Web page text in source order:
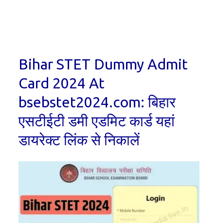
Bihar STET Dummy Admit
Card 2024 At
bsebstet2024.com: बिहार
एसटीईटी डमी एडमिट कार्ड यहां
डायरेक्ट लिंक से निकालें